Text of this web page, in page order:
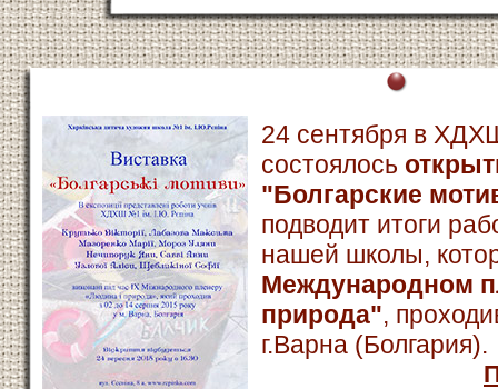
24 сентября в
состоялось
"Болгарские
подводит итоги
нашей школы,
Международном
природа",
г.Варна (Болгария).